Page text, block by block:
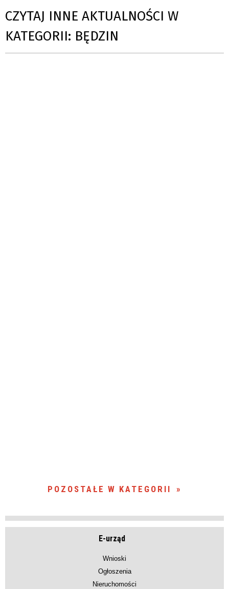
CZYTAJ INNE AKTUALNOŚCI W
KATEGORII: BĘDZIN
POZOSTAŁE W KATEGORII
E-urząd
Wnioski
Ogłoszenia
Nieruchomości